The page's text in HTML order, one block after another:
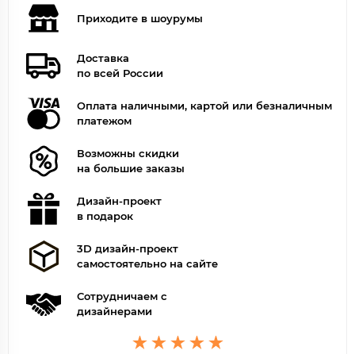
Приходите в шоурумы
Доставка
по всей России
Оплата наличными, картой или безналичным
платежом
Возможны скидки
на большие заказы
Дизайн-проект
в подарок
3D дизайн-проект
самостоятельно на сайте
Сотрудничаем с
дизайнерами